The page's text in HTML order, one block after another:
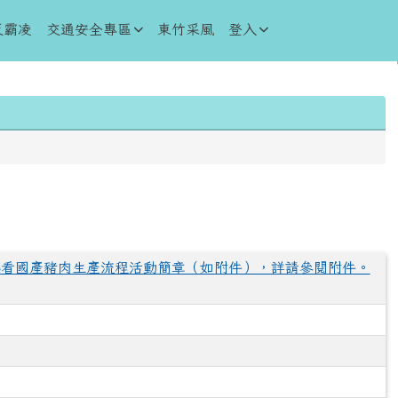
霸凌 交通安全專區 東竹采風 登入
國產豬肉生產流程活動簡章（如附件），詳請參閱附件。